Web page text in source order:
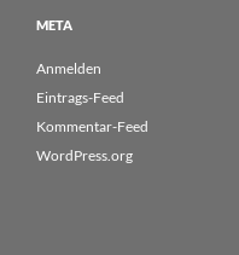
META
Anmelden
Eintrags-Feed
Kommentar-Feed
WordPress.org